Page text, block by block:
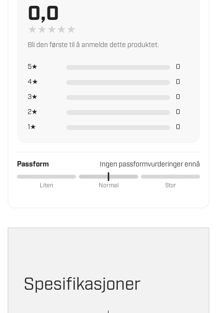
CE sertifisert
Les mer om trygg handel i norsk faghandel
0,0
★★★★★
Bli den første til å anmelde dette produktet.
5★
0
4★
0
3★
0
2★
0
1★
0
Passform Ingen passformvurderinger ennå
Liten Normal Stor
Spesifikasjoner